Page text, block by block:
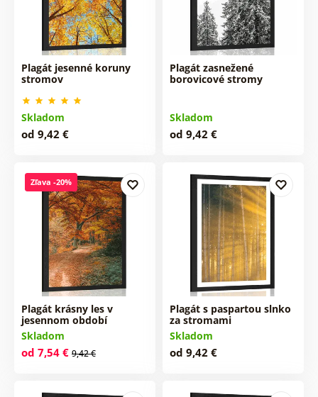
Plagát jesenné koruny
stromov
Skladom
od 9,42 €
Plagát zasnežené
borovicové stromy
Skladom
od 9,42 €
Zľava -20%
Plagát krásny les v
jesennom období
Skladom
od 7,54 € 9,42 €
Plagát s paspartou slnko
za stromami
Skladom
od 9,42 €